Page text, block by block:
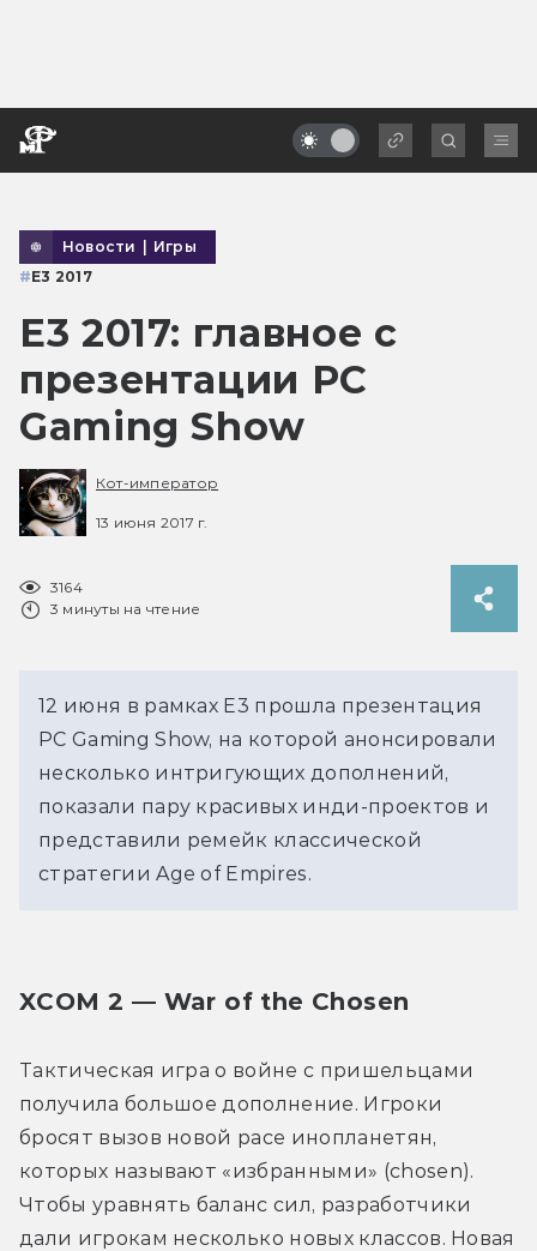
Новости | Игры
#E3 2017
E3 2017: главное с
презентации PC
Gaming Show
Кот-император
13 июня 2017 г.
3164
3 минуты на чтение
12 июня в рамках E3 прошла презентация
PC Gaming Show, на которой анонсировали
несколько интригующих дополнений,
показали пару красивых инди-проектов и
представили ремейк классической
стратегии Age of Empires.
XCOM 2 — War of the Chosen
Тактическая игра о войне с пришельцами
получила большое дополнение. Игроки
бросят вызов новой расе инопланетян,
которых называют «избранными» (chosen).
Чтобы уравнять баланс сил, разработчики
дали игрокам несколько новых классов. Новая